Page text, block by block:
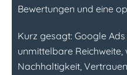
Bewertungen und eine
Kurz gesagt: Google
unmittelbare Reichweite,
Nachhaltigkeit,